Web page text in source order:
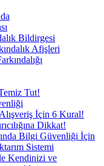
Bildirgesi
Afişleri
Tut!
İçin 6 Kural!
Dikkat!
Bilgi Güvenliği İçin
Sistemi
Kendinizi ve